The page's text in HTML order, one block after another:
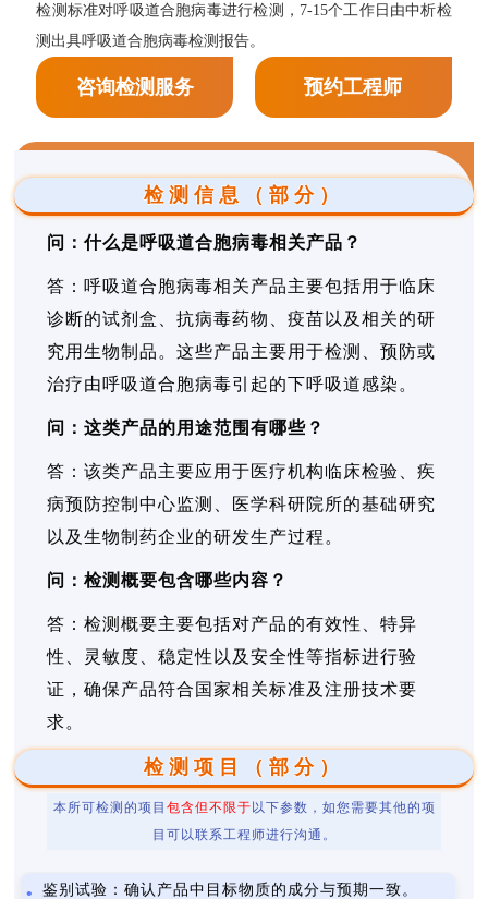
检测标准对呼吸道合胞病毒进行检测，7-15个工作日由中析检
测出具呼吸道合胞病毒检测报告。
咨询检测服务 预约工程师
检测信息（部分）
问：什么是呼吸道合胞病毒相关产品？
答：呼吸道合胞病毒相关产品主要包括用于临床
诊断的试剂盒、抗病毒药物、疫苗以及相关的研
究用生物制品。这些产品主要用于检测、预防或
治疗由呼吸道合胞病毒引起的下呼吸道感染。
问：这类产品的用途范围有哪些？
答：该类产品主要应用于医疗机构临床检验、疾
病预防控制中心监测、医学科研院所的基础研究
以及生物制药企业的研发生产过程。
问：检测概要包含哪些内容？
答：检测概要主要包括对产品的有效性、特异
性、灵敏度、稳定性以及安全性等指标进行验
证，确保产品符合国家相关标准及注册技术要
求。
检测项目（部分）
本所可检测的项目 包含但不限于 以下参数，如您需要其他的项
目可以联系工程师进行沟通。
鉴别试验：确认产品中目标物质的成分与预期一致。